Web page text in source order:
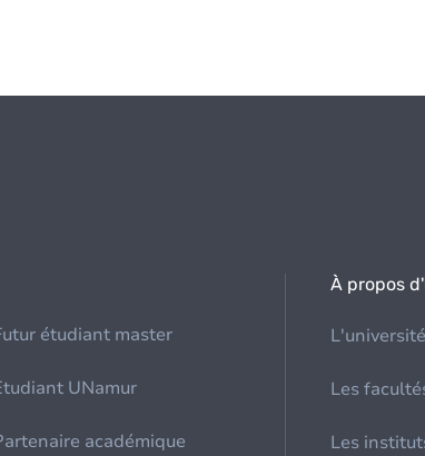
étudiant master
UNamur
académique
À propos
L'université
Les
Les